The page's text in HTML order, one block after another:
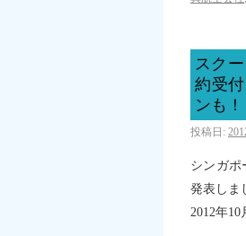
スク
約受
ンも！
投稿日:
シンガポ
発表しま
2012年10